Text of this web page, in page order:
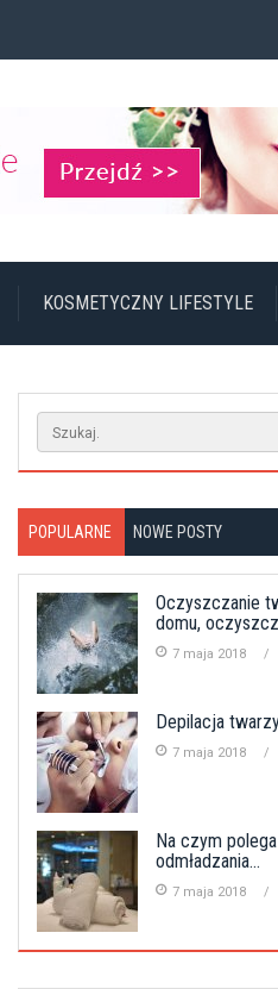
KOSMETYCZNY LIFESTYLE
POPULARNE NOWE POSTY
Oczyszczanie
domu,
7 maja 2018
Depilacja
7 maja 2018
Na czym
odmładzania...
7 maja 2018